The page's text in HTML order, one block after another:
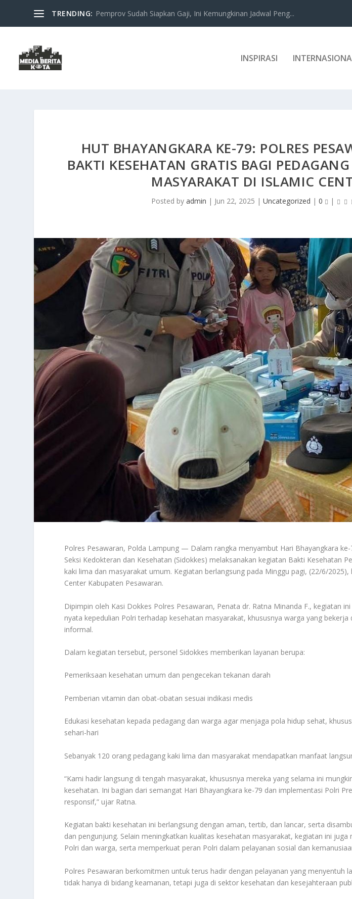
TRENDING: Pemprov Sudah Siapkan Gaji, Ini Kemungkinan Jadwal Peng...
INSPIRASI
HUT BHAYANGKARA KE-79: POLRES
BAKTI KESEHATAN GRATIS BAGI
MASYARAKAT DI ISLAMIC
Posted by admin | Jun 22, 2025 | Uncategorized | 0 |
Polres Pesawaran, Polda Lampung — Dalam rangka menyambut Hari Bhayangkara
Seksi Kedokteran dan Kesehatan (Sidokkes) melaksanakan kegiatan Bakti Kesehatan
kaki lima dan masyarakat umum. Kegiatan berlangsung pada Minggu pagi, (22/6/
Center Kabupaten Pesawaran.
Dipimpin oleh Kasi Dokkes Polres Pesawaran, Penata dr. Ratna Minanda F., kegiatan
nyata kepedulian Polri terhadap kesehatan masyarakat, khususnya warga yang
informal.
Dalam kegiatan tersebut, personel Sidokkes memberikan layanan berupa:
Pemeriksaan kesehatan umum dan pengecekan tekanan darah
Pemberian vitamin dan obat-obatan sesuai indikasi medis
Edukasi kesehatan kepada pedagang dan warga agar menjaga pola hidup sehat,
sehari-hari
Sebanyak 120 orang pedagang kaki lima dan masyarakat mendapatkan manfaat
“Kami hadir langsung di tengah masyarakat, khususnya mereka yang selama ini
kesehatan. Ini bagian dari semangat Hari Bhayangkara ke-79 dan implementasi Polri
responsif,” ujar Ratna.
Kegiatan bakti kesehatan ini berlangsung dengan aman, tertib, dan lancar, serta
dan pengunjung. Selain meningkatkan kualitas kesehatan masyarakat, kegiatan ini
Polri dan warga, serta memperkuat peran Polri dalam pelayanan sosial dan
Polres Pesawaran berkomitmen untuk terus hadir dengan pelayanan yang menyentuh
tidak hanya di bidang keamanan, tetapi juga di sektor kesehatan dan kesejahteraan